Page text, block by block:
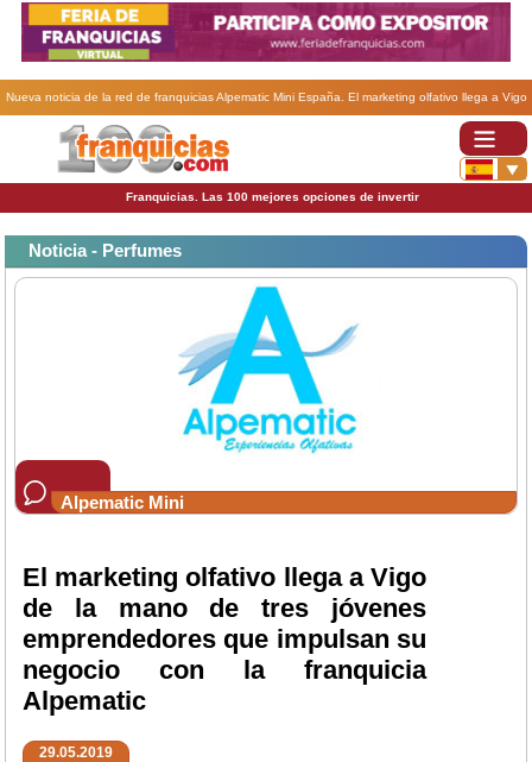
Nueva noticia de la red de franquicias Alpematic Mini España. El marketing olfativo llega a Vigo
de la mano de tres jóvenes emprendedores que impulsan su negocio con la franquicia
Franquicias. Las 100 mejores opciones de invertir
Noticia - Perfumes
Alpematic Mini
El marketing olfativo llega a Vigo
de la mano de tres jóvenes
emprendedores que impulsan su
negocio con la franquicia
Alpematic
29.05.2019